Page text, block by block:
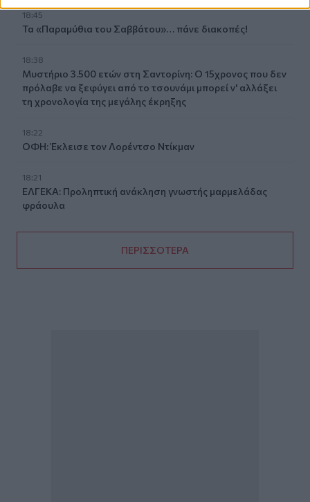
18:45
Τα «Παραμύθια του Σαββάτου»… πάνε διακοπές!
18:38
Μυστήριο 3.500 ετών στη Σαντορίνη: Ο 15χρονος που δεν
πρόλαβε να ξεφύγει από το τσουνάμι μπορεί ν' αλλάξει
τη χρονολογία της μεγάλης έκρηξης
18:22
ΟΦΗ: Έκλεισε τον Λορέντσο Ντίκμαν
18:21
ΕΛΓΕΚΑ: Προληπτική ανάκληση γνωστής μαρμελάδας
φράουλα
ΠΕΡΙΣΣΟΤΕΡΑ